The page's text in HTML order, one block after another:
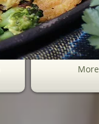
More